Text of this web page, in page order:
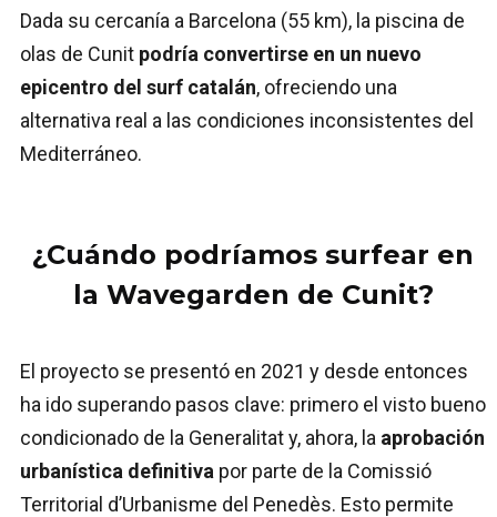
Dada su cercanía a Barcelona (55 km), la piscina de
olas de Cunit podría convertirse en un nuevo
epicentro del surf catalán, ofreciendo una
alternativa real a las condiciones inconsistentes del
Mediterráneo.
¿Cuándo podríamos surfear en
la Wavegarden de Cunit?
El proyecto se presentó en 2021 y desde entonces
ha ido superando pasos clave: primero el visto bueno
condicionado de la Generalitat y, ahora, la aprobación
urbanística definitiva por parte de la Comissió
Territorial d’Urbanisme del Penedès. Esto permite